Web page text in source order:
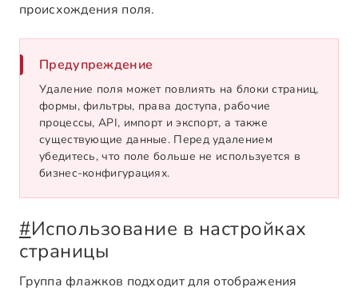
происхождения поля.
Предупреждение
Удаление поля может повлиять на блоки страниц,
формы, фильтры, права доступа, рабочие
процессы, API, импорт и экспорт, а также
существующие данные. Перед удалением
убедитесь, что поле больше не используется в
бизнес-конфигурациях.
#Использование в настройках
страницы
Группа флажков подходит для отображения